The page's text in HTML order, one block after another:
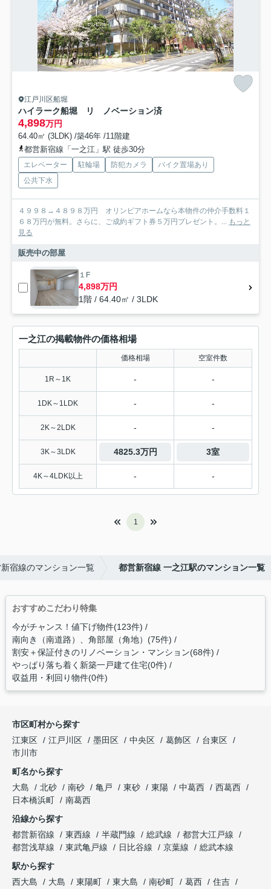
江戸川区船堀
ハイラーク船堀 リ ノベーション済
4,898万円
64.40㎡ (3LDK) /築46年 /11階建
都営新宿線「一之江」駅 徒歩30分
エレベーター 駐輪場 防犯カメラ
バイク置場あり
公共下水
４９９８→４８９８万円 オリンピアホームなら本物件の仲介手数料１
６８万円が無料。さらに、ご成約ギフト券５万円プレゼント。... もっと
見る
販売中の部屋
１F
4,898万円
1階 / 64.40㎡ / 3LDK
一之江の掲載物件の価格相場
価格相場 空室件数
1R～1K - -
1DK～1LDK - -
2K～2LDK - -
3K～3LDK 4825.3万円 3室
4K～4LDK以上 - -
1
宿線のマンション一覧 都営新宿線 一之江駅のマンション一覧
おすすめこだわり特集
今がチャンス！値下げ物件(123件)
南向き（南道路）、角部屋（角地）(75件)
割安＋保証付きのリノベーション・マンション(68件)
やっぱり落ち着く新築一戸建て住宅(0件)
収益用・利回り物件(0件)
市区町村から探す
江東区
江戸川区 墨田区 中央区 葛飾区
台東区
市川市
町名から探す
大島
北砂 南砂 亀戸 東砂 東陽 中葛西
西葛西
日本橋浜町
南葛西
沿線から探す
都営新宿線
東西線 半蔵門線 総武線
都営大江戸線
都営浅草線
東武亀戸線 日比谷線 京葉線
総武本線
駅から探す
西大島
大島 東陽町 東大島 南砂町 葛西
住吉